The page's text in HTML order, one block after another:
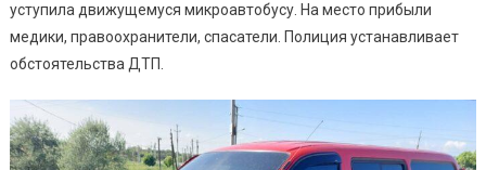
уступила движущемуся микроавтобусу. На место прибыли
медики, правоохранители, спасатели. Полиция устанавливает
обстоятельства ДТП.